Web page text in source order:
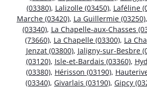
(03380), Lalizolle (03450), Laféline
Marche (03420), La Guillermie (03250),
(03340), La Chapelle-aux-Chasses
(73660), La Chapelle (03300), La
Jenzat (03800), Jaligny-sur-Besbre
(03120), Isle-et-Bardais (03360),
(03380), Hérisson (03190),
(03340), Givarlais (03190), Gipcy